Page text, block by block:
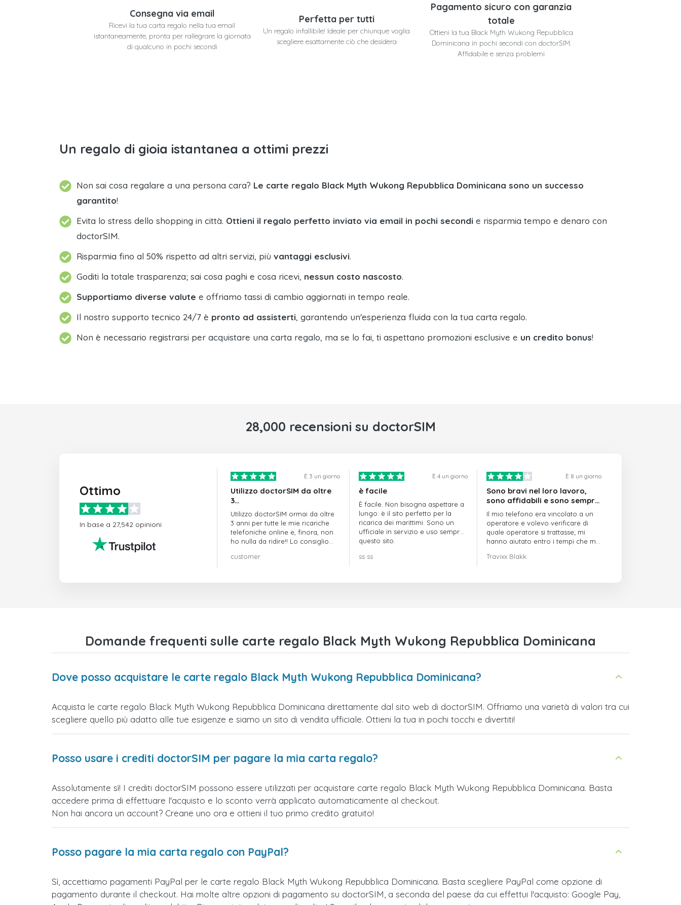
Consegna via email
Ricevi la tua carta regalo nella tua email
istantaneamente, pronta per rallegrare la giornata
di qualcuno in pochi secondi
Perfetta per tutti
Un regalo infallibile! Ideale per chiunque voglia
scegliere esattamente ciò che desidera
Pagamento sicuro con garanzia
totale
Ottieni la tua Black Myth Wukong Repubblica
Dominicana in pochi secondi con doctorSIM.
Affidabile e senza problemi
Un regalo di gioia istantanea a ottimi prezzi
Non sai cosa regalare a una persona cara? Le carte regalo Black Myth Wukong Repubblica Dominicana sono un successo
garantito!
Evita lo stress dello shopping in città. Ottieni il regalo perfetto inviato via email in pochi secondi e risparmia tempo e denaro con
doctorSIM.
Risparmia fino al 50% rispetto ad altri servizi, più vantaggi esclusivi.
Goditi la totale trasparenza; sai cosa paghi e cosa ricevi, nessun costo nascosto.
Supportiamo diverse valute e offriamo tassi di cambio aggiornati in tempo reale.
Il nostro supporto tecnico 24/7 è pronto ad assisterti, garantendo un'esperienza fluida con la tua carta regalo.
Non è necessario registrarsi per acquistare una carta regalo, ma se lo fai, ti aspettano promozioni esclusive e un credito bonus!
28,000 recensioni su doctorSIM
Ottimo
In base a 27,542 opinioni
È 3 un giorno
Utilizzo doctorSIM da oltre
3…
Utilizzo doctorSIM ormai da oltre
3 anni per tutte le mie ricariche
telefoniche online e, finora, non
ho nulla da ridire!! Lo consiglio
customer
È 4 un giorno
è facile
È facile. Non bisogna aspettare a
lungo: è il sito perfetto per la
ricarica dei marittimi. Sono un
ufficiale in servizio e uso sempre
questo sito.
ss ss
È 8 un giorno
Sono bravi nel loro lavoro,
sono affidabili e sono sempre
puntuali
Il mio telefono era vincolato a un
operatore e volevo verificare di
quale operatore si trattasse; mi
hanno aiutato entro i tempi che mi
Travixx Blakk
Domande frequenti sulle carte regalo Black Myth Wukong Repubblica Dominicana
Dove posso acquistare le carte regalo Black Myth Wukong Repubblica Dominicana?
Acquista le carte regalo Black Myth Wukong Repubblica Dominicana direttamente dal sito web di doctorSIM. Offriamo una varietà di valori tra cui
scegliere quello più adatto alle tue esigenze e siamo un sito di vendita ufficiale. Ottieni la tua in pochi tocchi e divertiti!
Posso usare i crediti doctorSIM per pagare la mia carta regalo?
Assolutamente sì! I crediti doctorSIM possono essere utilizzati per acquistare carte regalo Black Myth Wukong Repubblica Dominicana. Basta
accedere prima di effettuare l'acquisto e lo sconto verrà applicato automaticamente al checkout.
Non hai ancora un account? Creane uno ora e ottieni il tuo primo credito gratuito!
Posso pagare la mia carta regalo con PayPal?
Sì, accettiamo pagamenti PayPal per le carte regalo Black Myth Wukong Repubblica Dominicana. Basta scegliere PayPal come opzione di
pagamento durante il checkout. Hai molte altre opzioni di pagamento su doctorSIM, a seconda del paese da cui effettui l'acquisto: Google Pay,